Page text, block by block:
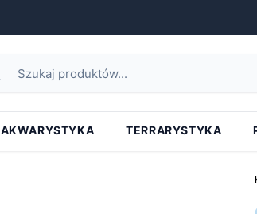
AKWARYSTYKA TERRARYSTYKA